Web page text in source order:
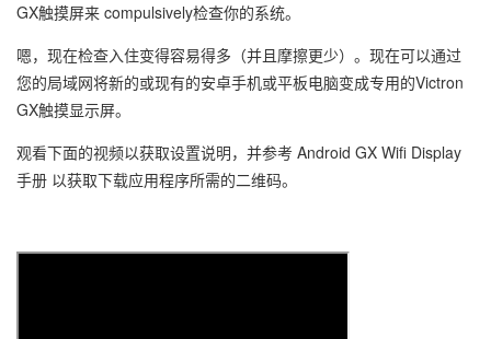
GX触摸屏来 compulsively检查你的系统。
嗯，现在检查入住变得容易得多（并且摩擦更少）。现在可以通过
您的局域网将新的或现有的安卓手机或平板电脑变成专用的Victron
GX触摸显示屏。
观看下面的视频以获取设置说明，并参考 Android GX Wifi Display
手册 以获取下载应用程序所需的二维码。